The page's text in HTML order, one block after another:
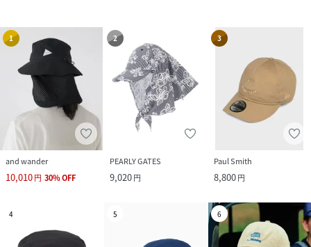
1
and wander
10,010円 30%OFF
2
PEARLY GATES
9,020円
3
Paul Smith
8,800円
4 5 6